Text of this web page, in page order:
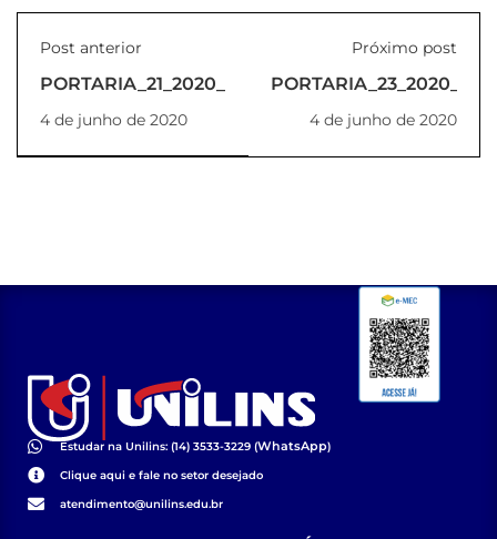
Post anterior
PORTARIA_21_2020_REITORIA
4 de junho de 2020
Próximo post
4 de junho de 2020
Estudar na Unilins: (14) 3533-3229 (WhatsApp)
Clique aqui e fale no setor desejado
atendimento@unilins.edu.br